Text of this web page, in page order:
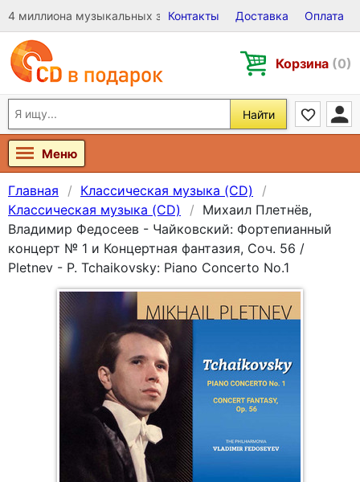
4 миллиона музыкальных записей на Виниле, CD и DVD
Контакты Доставка Оплата
Корзина (0)
Найти
Меню
Главная
Классическая музыка (CD)
Классическая музыка (CD)
Михаил Плетнёв,
Владимир Федосеев - Чайковский: Фортепианный
концерт № 1 и Концертная фантазия, Соч. 56 /
Pletnev - P. Tchaikovsky: Piano Concerto No.1